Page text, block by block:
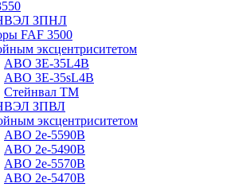
ЗПНЛ
FAF 3500
эксцентриситетом
ABO ЗE-35L4B
ABO 3E-35sL4B
Стейнвал ТМ
ЗПВЛ
эксцентриситетом
ABO 2e-5590B
ABO 2е-5490B
ABO 2е-5570B
ABO 2е-5470B